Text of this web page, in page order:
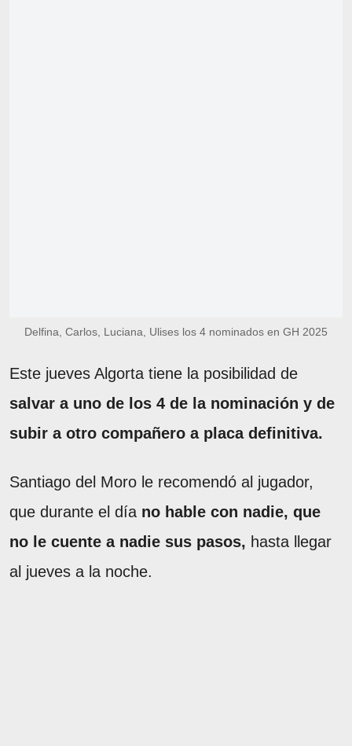
Delfina, Carlos, Luciana, Ulises los 4 nominados en GH 2025
Este jueves Algorta tiene la posibilidad de
salvar a uno de los 4 de la nominación y de
subir a otro compañero a placa definitiva.
Santiago del Moro le recomendó al jugador,
que durante el día no hable con nadie, que
no le cuente a nadie sus pasos, hasta llegar
al jueves a la noche.